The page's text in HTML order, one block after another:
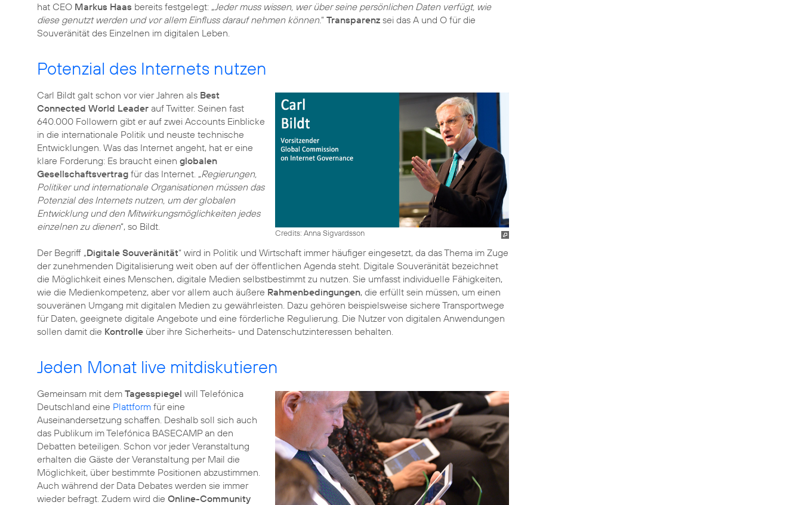
hat CEO Markus Haas bereits festgelegt: „Jeder muss wissen, wer über seine persönlichen Daten verfügt, wie
diese genutzt werden und vor allem Einfluss darauf nehmen können.” Transparenz sei das A und O für die
Souveränität des Einzelnen im digitalen Leben.
Potenzial des Internets nutzen
Credits: Anna Sigvardsson
Carl Bildt galt schon vor vier Jahren als Best
Connected World Leader auf Twitter. Seinen fast
640.000 Followern gibt er auf zwei Accounts Einblicke
in die internationale Politik und neuste technische
Entwicklungen. Was das Internet angeht, hat er eine
klare Forderung: Es braucht einen globalen
Gesellschaftsvertrag für das Internet. „Regierungen,
Politiker und internationale Organisationen müssen das
Potenzial des Internets nutzen, um der globalen
Entwicklung und den Mitwirkungsmöglichkeiten jedes
einzelnen zu dienen“, so Bildt.
Der Begriff „Digitale Souveränität“ wird in Politik und Wirtschaft immer häufiger eingesetzt, da das Thema im Zuge
der zunehmenden Digitalisierung weit oben auf der öffentlichen Agenda steht. Digitale Souveränität bezeichnet
die Möglichkeit eines Menschen, digitale Medien selbstbestimmt zu nutzen. Sie umfasst individuelle Fähigkeiten,
wie die Medienkompetenz, aber vor allem auch äußere Rahmenbedingungen, die erfüllt sein müssen, um einen
souveränen Umgang mit digitalen Medien zu gewährleisten. Dazu gehören beispielsweise sichere Transportwege
für Daten, geeignete digitale Angebote und eine förderliche Regulierung. Die Nutzer von digitalen Anwendungen
sollen damit die Kontrolle über ihre Sicherheits- und Datenschutzinteressen behalten.
Jeden Monat live mitdiskutieren
Gemeinsam mit dem Tagesspiegel will Telefónica
Deutschland eine Plattform für eine
Auseinandersetzung schaffen. Deshalb soll sich auch
das Publikum im Telefónica BASECAMP an den
Debatten beteiligen. Schon vor jeder Veranstaltung
erhalten die Gäste der Veranstaltung per Mail die
Möglichkeit, über bestimmte Positionen abzustimmen.
Auch während der Data Debates werden sie immer
wieder befragt. Zudem wird die Online-Community